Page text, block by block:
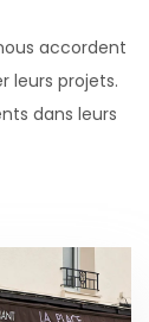
accordent
leurs projets.
dans leurs